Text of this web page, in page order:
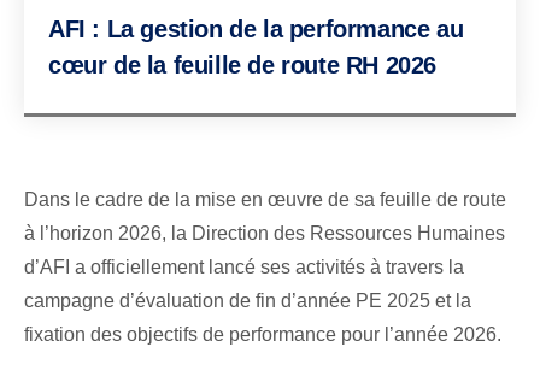
AFI : La gestion de la performance au
cœur de la feuille de route RH 2026
Dans le cadre de la mise en œuvre de sa feuille de route
à l’horizon 2026, la Direction des Ressources Humaines
d’AFI a officiellement lancé ses activités à travers la
campagne d’évaluation de fin d’année PE 2025 et la
fixation des objectifs de performance pour l’année 2026.